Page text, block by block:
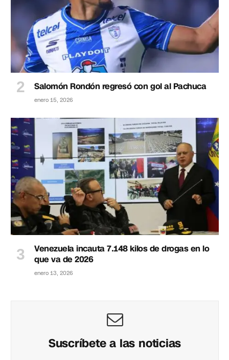
Salomón Rondón regresó con gol al Pachuca
enero 15, 2026
Venezuela incauta 7.148 kilos de drogas en lo
que va de 2026
enero 13, 2026
Suscríbete a las noticias